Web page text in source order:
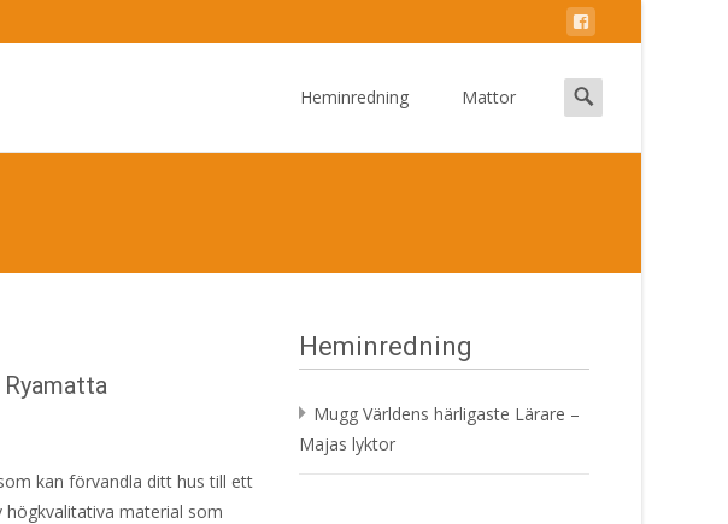
Heminredning Mattor
Search
for:
kan förvandla ditt hus till ett
högkvalitativa material som
Heminredning
Mugg Världens härligaste Lärare –
Majas lyktor